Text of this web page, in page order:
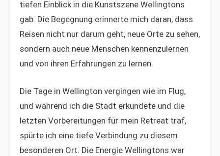
tiefen Einblick in die Kunstszene Wellingtons
gab. Die Begegnung erinnerte mich daran, dass
Reisen nicht nur darum geht, neue Orte zu sehen,
sondern auch neue Menschen kennenzulernen
und von ihren Erfahrungen zu lernen.
Die Tage in Wellington vergingen wie im Flug,
und während ich die Stadt erkundete und die
letzten Vorbereitungen für mein Retreat traf,
spürte ich eine tiefe Verbindung zu diesem
besonderen Ort. Die Energie Wellingtons war